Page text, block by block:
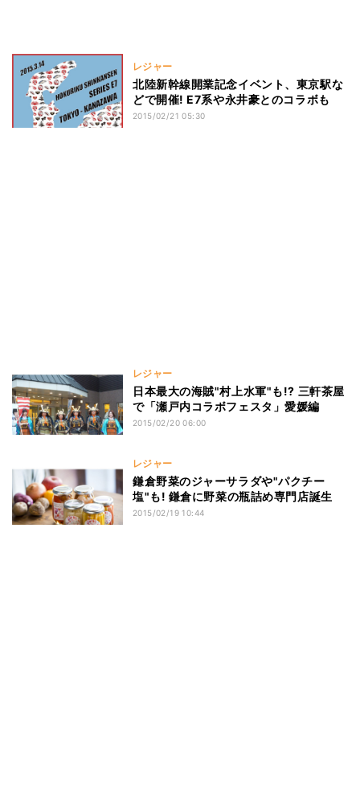
レジャー
北陸新幹線開業記念イベント、東京駅な
どで開催! E7系や永井豪とのコラボも
2015/02/21 05:30
レジャー
日本最大の海賊"村上水軍"も!? 三軒茶屋
で「瀬戸内コラボフェスタ」愛媛編
2015/02/20 06:00
レジャー
鎌倉野菜のジャーサラダや"パクチー
塩"も! 鎌倉に野菜の瓶詰め専門店誕生
2015/02/19 10:44